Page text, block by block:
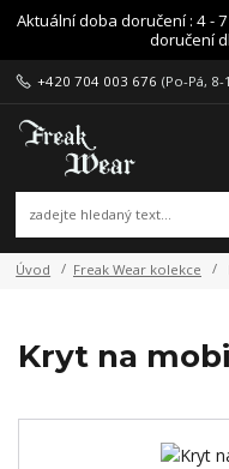
Aktuální doba doručení : 4 -
doručení
+420 704 003 676 (Po-Pá,
Úvod Freak Wear kolekce
Kryt na